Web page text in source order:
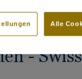
-
Alle